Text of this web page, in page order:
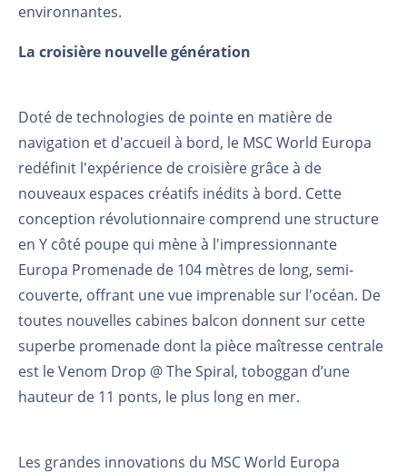
environnantes.
La croisière nouvelle génération
Doté de technologies de pointe en matière de
navigation et d'accueil à bord, le MSC World Europa
redéfinit l'expérience de croisière grâce à de
nouveaux espaces créatifs inédits à bord. Cette
conception révolutionnaire comprend une structure
en Y côté poupe qui mène à l'impressionnante
Europa Promenade de 104 mètres de long, semi-
couverte, offrant une vue imprenable sur l'océan. De
toutes nouvelles cabines balcon donnent sur cette
superbe promenade dont la pièce maîtresse centrale
est le Venom Drop @ The Spiral, toboggan d’une
hauteur de 11 ponts, le plus long en mer.
Les grandes innovations du MSC World Europa